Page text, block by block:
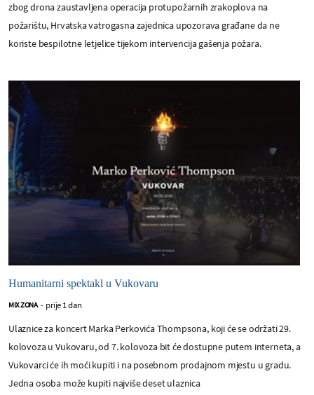
zbog drona zaustavljena operacija protupožarnih zrakoplova na
požarištu, Hrvatska vatrogasna zajednica upozorava građane da ne
koriste bespilotne letjelice tijekom intervencija gašenja požara.
Humanitarni spektakl u Vukovaru
MIX ZONA - prije 1 dan
Ulaznice za koncert Marka Perkovića Thompsona, koji će se održati 29.
kolovoza u Vukovaru, od 7. kolovoza bit će dostupne putem interneta, a
Vukovarci će ih moći kupiti i na posebnom prodajnom mjestu u gradu.
Jedna osoba može kupiti najviše deset ulaznica